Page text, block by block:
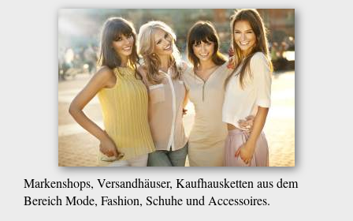
Markenshops, Versandhäuser, Kaufhausketten aus dem
Bereich Mode, Fashion, Schuhe und Accessoires.